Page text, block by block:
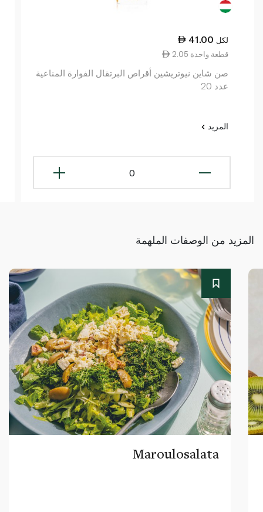
41.00 لكل
2.05 قطعة واحدة
صن شاين نيوتريشين أقراص البرتقال الفوارة المناعية
عدد 20
المزيد
0
المزيد من الوصفات الملهمة
Maroulosalata